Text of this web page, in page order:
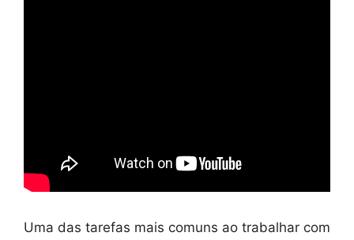
Uma das tarefas mais comuns ao trabalhar com